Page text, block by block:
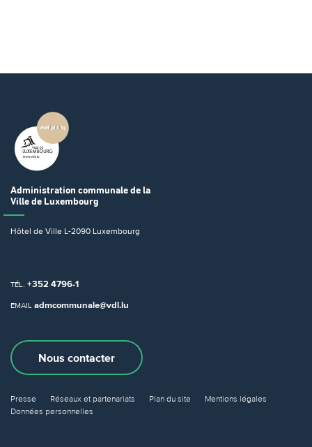
Administration communale de la
Ville de Luxembourg
Hôtel de Ville L-2090 Luxembourg
TÉL. +352 4796-1
EMAIL admcommunale@vdl.lu
Nous contacter
Presse Réseaux et partenariats Plan du site
Mentions légales
Données personnelles